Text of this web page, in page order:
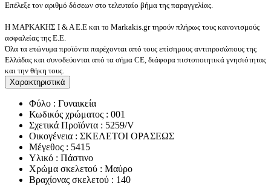
Επέλεξε τον αριθμό δόσεων στο τελευταίο βήμα της παραγγελίας.
Η ΜΑΡΚΑΚΗΣ Ι & Α Ε.Ε και το Markakis.gr τηρούν πλήρως τους κανονισμούς
ασφαλείας της Ε.Ε.
Όλα τα επώνυμα προϊόντα παρέχονται από τους επίσημους αντιπροσώπους της
Ελλάδας και συνοδεύονται από τα σήμα CE, διάφορα πιστοποιητικά γνησιότητας
και την θήκη τους.
Χαρακτηριστικά
Φύλο : Γυναικεία
Κωδικός χρώματος : 001
Σχετικά Προϊόντα : 5259/V
Οικογένεια : ΣΚΕΛΕΤΟΙ ΟΡΑΣΕΩΣ
Μέγεθος : 5415
Υλικό : Πάστινο
Χρώμα σκελετού : Μαύρο
Βραχίονας σκελετού : 140